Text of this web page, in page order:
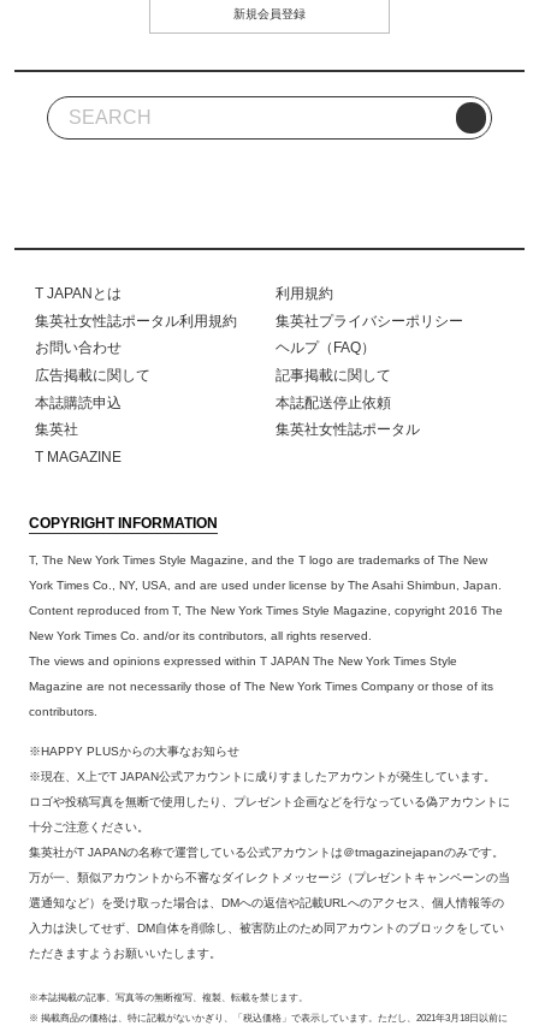
新規会員登録
T JAPANとは
利用規約
集英社女性誌ポータル利用規約
集英社プライバシーポリシー
お問い合わせ
ヘルプ（FAQ）
広告掲載に関して
記事掲載に関して
本誌購読申込
本誌配送停止依頼
集英社
集英社女性誌ポータル
T MAGAZINE
COPYRIGHT INFORMATION
T, The New York Times Style Magazine, and the T logo are trademarks of The New
York Times Co., NY, USA, and are used under license by The Asahi Shimbun, Japan.
Content reproduced from T, The New York Times Style Magazine, copyright 2016 The
New York Times Co. and/or its contributors, all rights reserved.
The views and opinions expressed within T JAPAN The New York Times Style
Magazine are not necessarily those of The New York Times Company or those of its
contributors.
※HAPPY PLUSからの大事なお知らせ
※現在、X上でT JAPAN公式アカウントに成りすましたアカウントが発生しています。
ロゴや投稿写真を無断で使用したり、プレゼント企画などを行なっている偽アカウントに
十分ご注意ください。
集英社がT JAPANの名称で運営している公式アカウントは＠tmagazinejapanのみです。
万が一、類似アカウントから不審なダイレクトメッセージ（プレゼントキャンペーンの当
選通知など）を受け取った場合は、DMへの返信や記載URLへのアクセス、個人情報等の
入力は決してせず、DM自体を削除し、被害防止のため同アカウントのブロックをしてい
ただきますようお願いいたします。
※本誌掲載の記事、写真等の無断複写、複製、転載を禁じます。
※ 掲載商品の価格は、特に記載がないかぎり、「税込価格」で表示しています。ただし、2021年3月18日以前に